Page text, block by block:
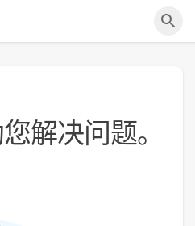
解决问题。